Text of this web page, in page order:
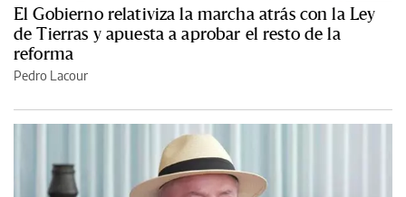
El Gobierno relativiza la marcha atrás con la Ley
de Tierras y apuesta a aprobar el resto de la
reforma
Pedro Lacour